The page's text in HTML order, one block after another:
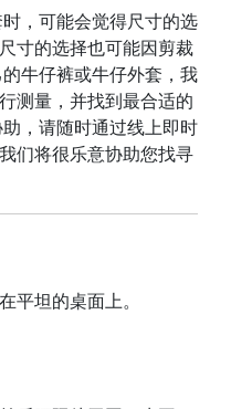
，可能会觉得尺寸的选
寸的选择也可能因剪裁
牛仔裤或牛仔外套，我
测量，并找到最合适的
，请随时通过线上即时
们将很乐意协助您找寻
平坦的桌面上。